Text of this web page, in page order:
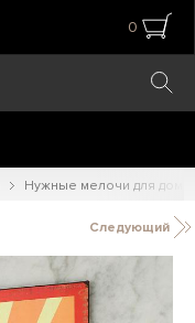
0
Нужные мелочи для дома
Следующий